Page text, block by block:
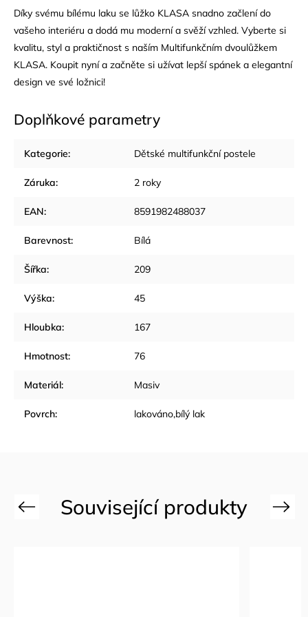
Díky svému bílému laku se lůžko KLASA snadno začlení do
vašeho interiéru a dodá mu moderní a svěží vzhled. Vyberte si
kvalitu, styl a praktičnost s naším Multifunkčním dvoulůžkem
KLASA. Koupit nyní a začněte si užívat lepší spánek a elegantní
design ve své ložnici!
Doplňkové parametry
Kategorie: Dětské multifunkční postele
Záruka: 2 roky
EAN: 8591982488037
Barevnost: Bílá
Šířka: 209
Výška: 45
Hloubka: 167
Hmotnost: 76
Materiál: Masiv
Povrch: lakováno,bílý lak
Previous Next